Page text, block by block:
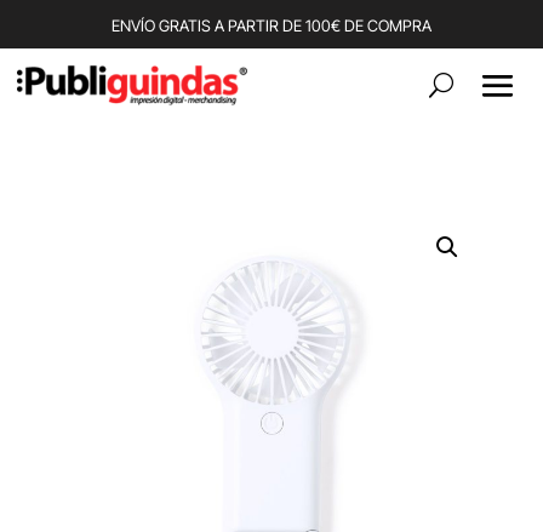
ENVÍO GRATIS A PARTIR DE 100€ DE COMPRA